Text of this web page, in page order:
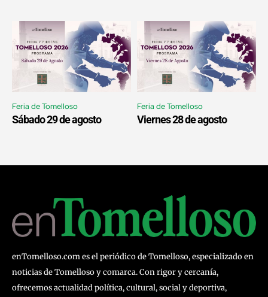
Feria de Tomelloso
Sábado 29 de agosto
Feria de Tomelloso
Viernes 28 de agosto
enTomelloso.com es el periódico de Tomelloso, especializado en
noticias de Tomelloso y comarca. Con rigor y cercanía,
ofrecemos actualidad política, cultural, social y deportiva,